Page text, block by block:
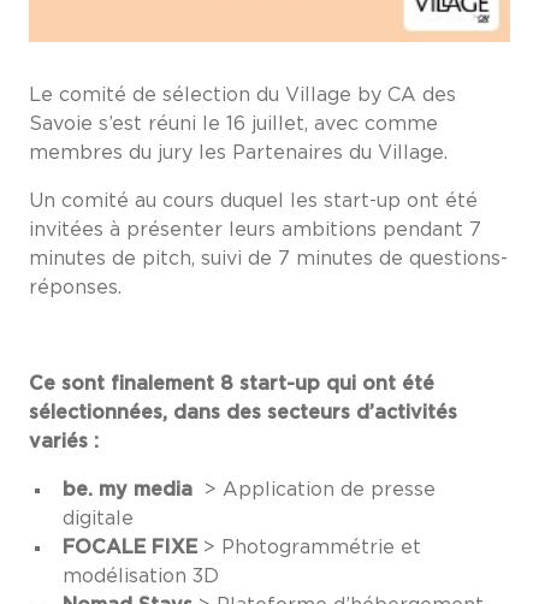
Le comité de sélection du Village by CA des
Savoie s’est réuni le 16 juillet, avec comme
membres du jury les Partenaires du Village.
Un comité au cours duquel les start-up ont été
invitées à présenter leurs ambitions pendant 7
minutes de pitch, suivi de 7 minutes de questions-
réponses.
Ce sont finalement 8 start-up qui ont été
sélectionnées, dans des secteurs d’activités
variés :
be. my media > Application de presse
digitale
FOCALE FIXE > Photogrammétrie et
modélisation 3D